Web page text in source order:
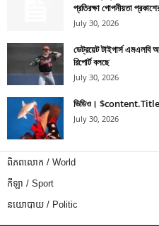
প্রতিরক্ষা গোপনীয়তা
July 30, 2026
ডেট্রয়েট টাইগার্স এমএলবি
রিপোর্ট বলছে
July 30, 2026
ভিডিও।
July 30, 2026
ពិភពលោក / World
កីឡា / Sport
នយោបាយ / Politic